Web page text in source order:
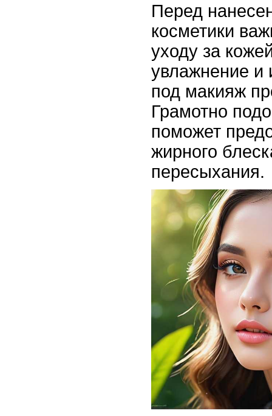
Перед
косметики
уходу за
увлажнение и
под макияж
Грамотно
поможет
жирного
пересыхания.